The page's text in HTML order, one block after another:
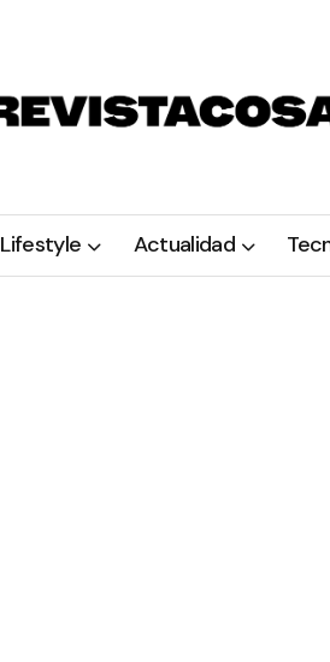
Lifestyle Actualidad